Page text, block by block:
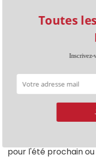
Comme il y a eu de
lors du Black Friday
très probablement
les rabais pourraient
articles dans le
sachions pas si les
le passé, nous le
beau voyage familial
pour l'été prochain
Toutes
Inscrivez-